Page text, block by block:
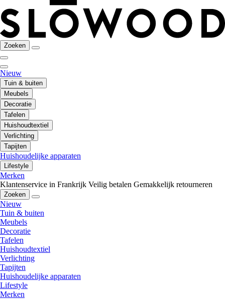
Zoeken
Nieuw
Tuin & buiten
Meubels
Decoratie
Tafelen
Huishoudtextiel
Verlichting
Tapijten
Huishoudelijke apparaten
Lifestyle
Merken
Klantenservice in Frankrijk Veilig betalen Gemakkelijk retourneren
Zoeken
Nieuw
Tuin & buiten
Meubels
Decoratie
Tafelen
Huishoudtextiel
Verlichting
Tapijten
Huishoudelijke apparaten
Lifestyle
Merken